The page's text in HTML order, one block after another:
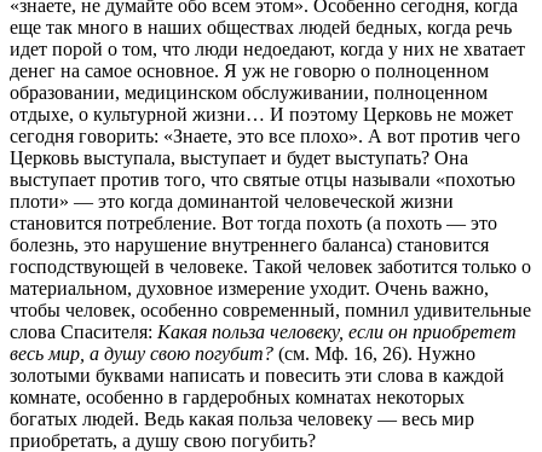
«знаете, не думайте обо всем этом». Особенно сегодня, когда
еще так много в наших обществах людей бедных, когда речь
идет порой о том, что люди недоедают, когда у них не хватает
денег на самое основное. Я уж не говорю о полноценном
образовании, медицинском обслуживании, полноценном
отдыхе, о культурной жизни… И поэтому Церковь не может
сегодня говорить: «Знаете, это все плохо». А вот против чего
Церковь выступала, выступает и будет выступать? Она
выступает против того, что святые отцы называли «похотью
плоти» — это когда доминантой человеческой жизни
становится потребление. Вот тогда похоть (а похоть — это
болезнь, это нарушение внутреннего баланса) становится
господствующей в человеке. Такой человек заботится только о
материальном, духовное измерение уходит. Очень важно,
чтобы человек, особенно современный, помнил удивительные
слова Спасителя: Какая польза человеку, если он приобретет
весь мир, а душу свою погубит? (см. Мф. 16, 26). Нужно
золотыми буквами написать и повесить эти слова в каждой
комнате, особенно в гардеробных комнатах некоторых
богатых людей. Ведь какая польза человеку — весь мир
приобретать, а душу свою погубить?